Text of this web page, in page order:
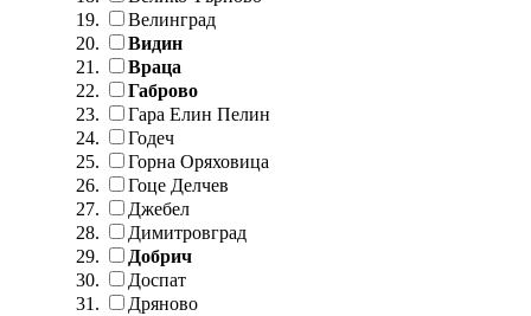
Велинград
Видин
Враца
Габрово
Гара Елин Пелин
Годеч
Горна Оряховица
Гоце Делчев
Джебел
Димитровград
Добрич
Доспат
Дряново